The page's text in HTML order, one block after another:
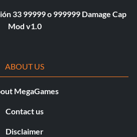
33 99999 o 999999 Damage Cap
Mod v1.0
ABOUT US
MegaGames
Contact us
Disclaimer